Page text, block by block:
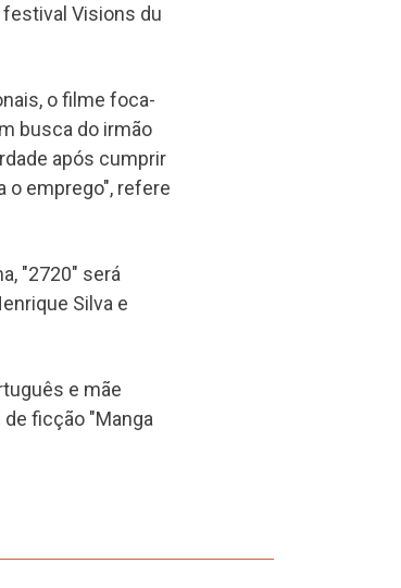
Visions du
o filme foca-
busca do irmão
após cumprir
o emprego", refere
"2720" será
Silva e
e mãe
ficção "Manga